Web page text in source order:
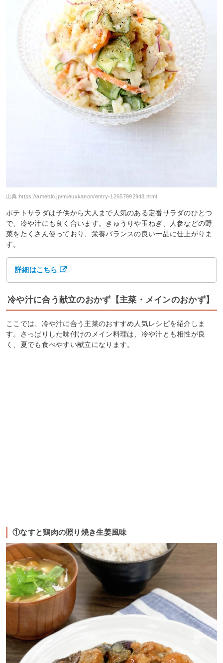
出典:https://ameblo.jp/mieuxkanon/entry-12657992948.html
ポテトサラダは子供から大人まで人気のある定番サラダのひとつ
で、冷や汁にも良く合います。きゅうりや玉ねぎ、人参などの野
菜をたくさん使っており、栄養バランスの良い一品に仕上がりま
す。
詳細はこちら
冷や汁に合う献立のおかず【主菜・メインのおかず】
ここでは、冷や汁に合う主菜のおすすめ人気レシピを紹介しま
す。さっぱりした味付けのメイン料理は、冷や汁とも相性が良
く、夏でも食べやすい献立になります。
①なすと鶏肉の照り焼き生姜風味